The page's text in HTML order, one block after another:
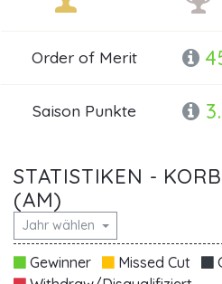
Order of Merit
Saison Punkte
STATISTIKEN -
(AM)
Jahr wählen
Gewinner Missed Cut